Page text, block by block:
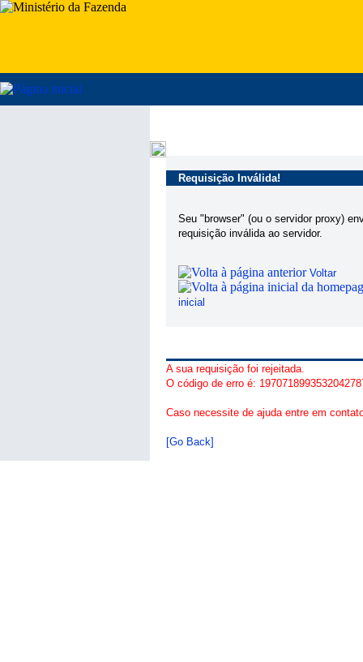
Requisição Inválida!
Seu "browser" (ou o servidor proxy)
requisição inválida ao servidor.
Voltar
inicial
A sua requisição foi rejeitada.
O código de erro é:
Caso necessite de ajuda entre em
[Go Back]